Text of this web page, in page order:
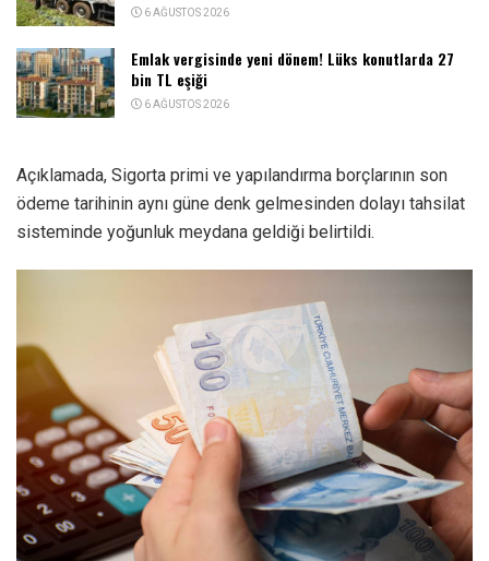
6 AĞUSTOS 2026
Emlak vergisinde yeni dönem! Lüks konutlarda 27
bin TL eşiği
6 AĞUSTOS 2026
Açıklamada, Sigorta primi ve yapılandırma borçlarının son
ödeme tarihinin aynı güne denk gelmesinden dolayı tahsilat
sisteminde yoğunluk meydana geldiği belirtildi.